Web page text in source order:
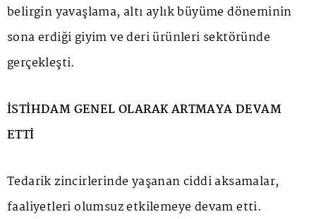
belirgin yavaşlama, altı aylık büyüme döneminin
sona erdiği giyim ve deri ürünleri sektöründe
gerçekleşti.
İSTİHDAM GENEL OLARAK ARTMAYA DEVAM
ETTİ
Tedarik zincirlerinde yaşanan ciddi aksamalar,
faaliyetleri olumsuz etkilemeye devam etti.